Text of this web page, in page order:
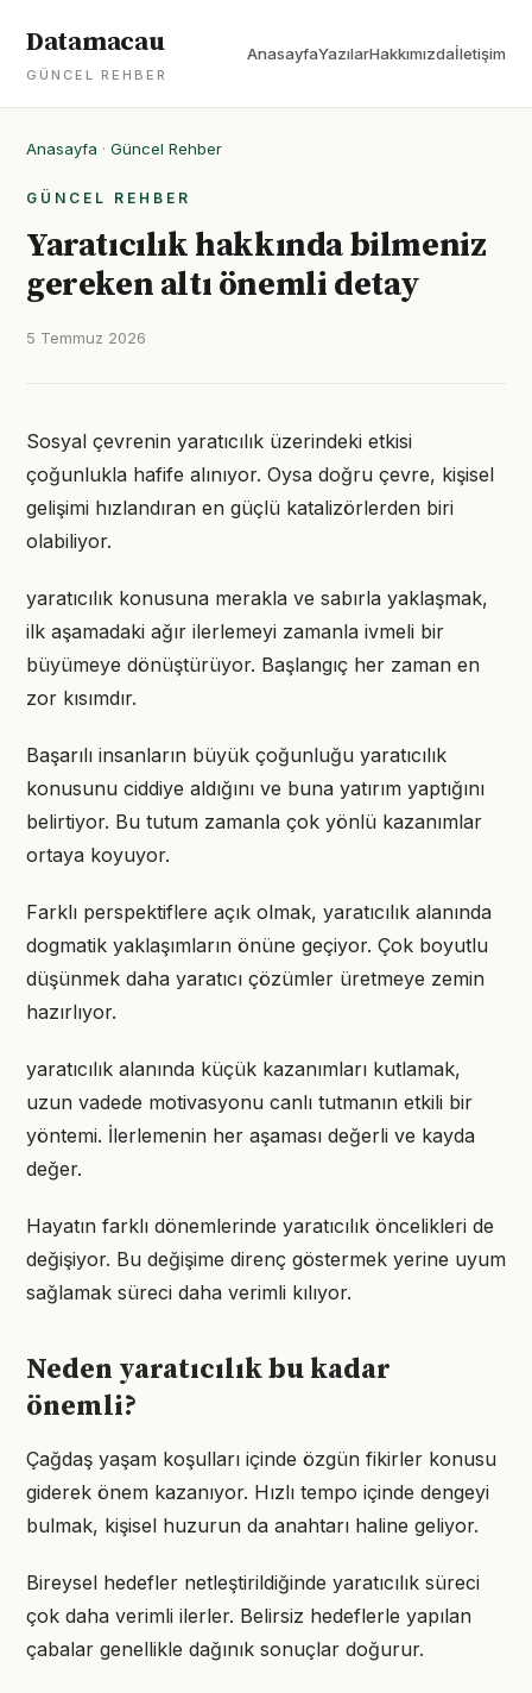
Datamacau
GÜNCEL REHBER
AnasayfaYazılarHakkımızdaİletişim
Anasayfa · Güncel Rehber
GÜNCEL REHBER
Yaratıcılık hakkında bilmeniz
gereken altı önemli detay
5 Temmuz 2026
Sosyal çevrenin yaratıcılık üzerindeki etkisi
çoğunlukla hafife alınıyor. Oysa doğru çevre, kişisel
gelişimi hızlandıran en güçlü katalizörlerden biri
olabiliyor.
yaratıcılık konusuna merakla ve sabırla yaklaşmak,
ilk aşamadaki ağır ilerlemeyi zamanla ivmeli bir
büyümeye dönüştürüyor. Başlangıç her zaman en
zor kısımdır.
Başarılı insanların büyük çoğunluğu yaratıcılık
konusunu ciddiye aldığını ve buna yatırım yaptığını
belirtiyor. Bu tutum zamanla çok yönlü kazanımlar
ortaya koyuyor.
Farklı perspektiflere açık olmak, yaratıcılık alanında
dogmatik yaklaşımların önüne geçiyor. Çok boyutlu
düşünmek daha yaratıcı çözümler üretmeye zemin
hazırlıyor.
yaratıcılık alanında küçük kazanımları kutlamak,
uzun vadede motivasyonu canlı tutmanın etkili bir
yöntemi. İlerlemenin her aşaması değerli ve kayda
değer.
Hayatın farklı dönemlerinde yaratıcılık öncelikleri de
değişiyor. Bu değişime direnç göstermek yerine uyum
sağlamak süreci daha verimli kılıyor.
Neden yaratıcılık bu kadar
önemli?
Çağdaş yaşam koşulları içinde özgün fikirler konusu
giderek önem kazanıyor. Hızlı tempo içinde dengeyi
bulmak, kişisel huzurun da anahtarı haline geliyor.
Bireysel hedefler netleştirildiğinde yaratıcılık süreci
çok daha verimli ilerler. Belirsiz hedeflerle yapılan
çabalar genellikle dağınık sonuçlar doğurur.